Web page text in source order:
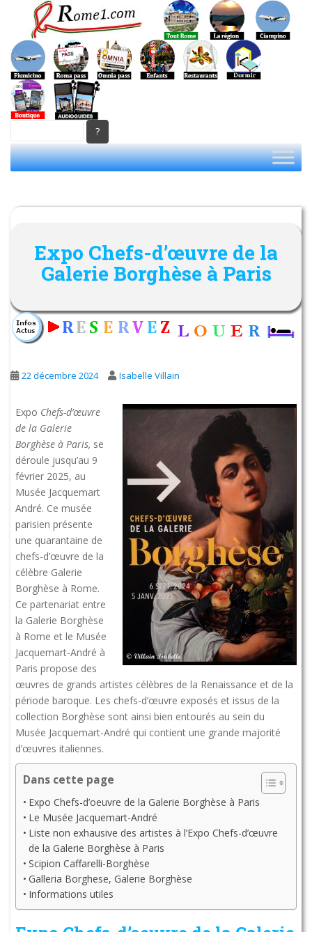
Expo Chefs-d’œuvre de la
Galerie Borghèse à Paris
22 décembre 2024 Isabelle Villain
Expo Chefs-d’œuvre
de la Galerie
Borghèse à Paris, se
déroule jusqu’au 9
février 2025, au
Musée Jacquemart
André. Ce musée
parisien présente
une quarantaine de
chefs-d’œuvre de la
célèbre Galerie
Borghèse à Rome.
Ce partenariat entre
la Galerie Borghèse
à Rome et le Musée
Jacquemart-André à
Paris propose des
œuvres de grands artistes célèbres de la Renaissance et de la
période baroque. Les chefs-d’œuvre exposés et issus de la
collection Borghèse sont ainsi bien entourés au sein du
Musée Jacquemart-André qui contient une grande majorité
d’œuvres italiennes.
Dans cette page
Expo Chefs-d’oeuvre de la Galerie Borghèse à Paris
Le Musée Jacquemart-André
Liste non exhausive des artistes à l’Expo Chefs-d’œuvre
de la Galerie Borghèse à Paris
Scipion Caffarelli-Borghèse
Galleria Borghese, Galerie Borghèse
Informations utiles